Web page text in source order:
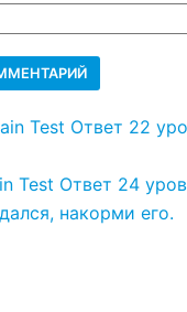
Test Ответ 22
Test Ответ 24
накорми его.